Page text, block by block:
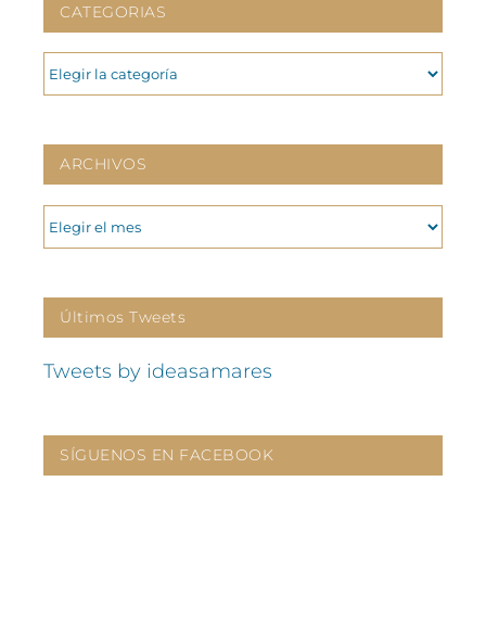
CATEGORIAS
CATEGORIAS
ARCHIVOS
ARCHIVOS
Últimos Tweets
Tweets by ideasamares
SÍGUENOS EN FACEBOOK